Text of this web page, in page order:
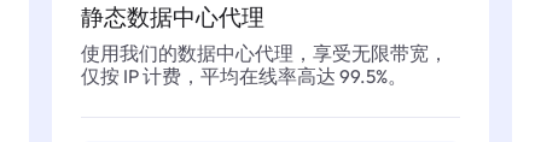
静态数据中心代理
使用我们的数据中心代理，享受无限带宽，
仅按 IP 计费，平均在线率高达 99.5%。